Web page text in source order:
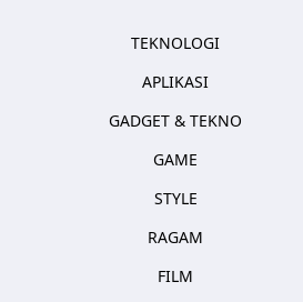
TEKNOLOGI
APLIKASI
GADGET & TEKNO
GAME
STYLE
RAGAM
FILM